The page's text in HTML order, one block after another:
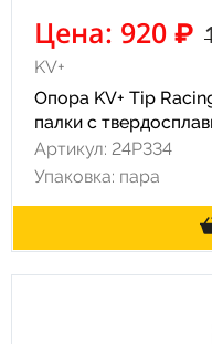
Цена: 920 ₽
KV+
Опора KV+ Tip
палки с
Артикул: 24P334
Упаковка: пара